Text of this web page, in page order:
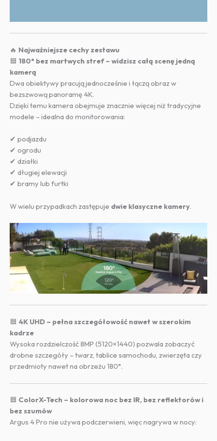
🔥 Najważniejsze cechy zestawu
🟦 180° bez martwych stref – widzisz całą scenę jedną
kamerą
Dwa obiektywy pracują jednocześnie i łączą obraz w
bezszwową panoramę 4K.
Dzięki temu kamera obejmuje znacznie więcej niż tradycyjne
modele – idealna do monitorowania:
✔ podjazdu
✔ ogrodu
✔ działki
✔ długiej elewacji
✔ bramy lub furtki
W wielu przypadkach zastępuje dwie klasyczne kamery.
🟦 4K UHD – pełna szczegółowość nawet w szerokim
kadrze
Wysoka rozdzielczość 8MP (5120×1440) pozwala zobaczyć
drobne szczegóły – twarz, tablice samochodu, zwierzęta czy
przedmioty nawet na obrzeżu 180°.
🟦 ColorX-Tech – kolorowa noc bez IR, bez reflektorów i
bez szumów
Argus 4 Pro nie używa podczerwieni, więc nagrywa w nocy: